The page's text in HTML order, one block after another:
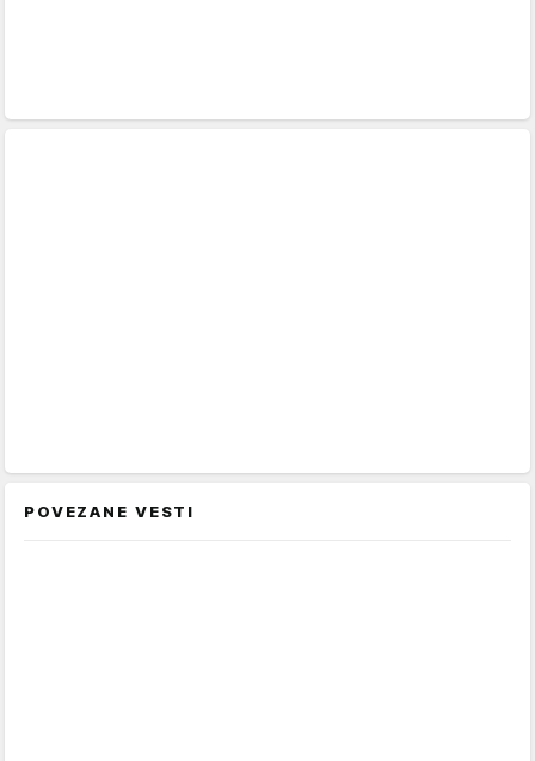
POVEZANE VESTI